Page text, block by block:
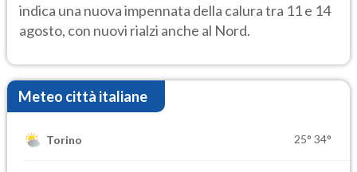
indica una nuova impennata della calura tra 11 e 14
agosto, con nuovi rialzi anche al Nord.
Meteo città italiane
Torino 25° 34°